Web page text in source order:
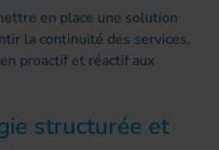
en place une solution
la continuité des services,
proactif et réactif aux
structurée et